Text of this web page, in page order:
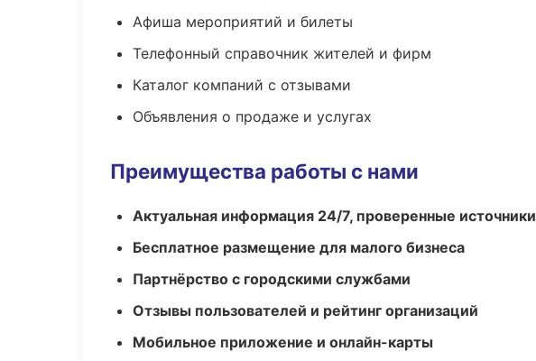
Афиша мероприятий и билеты
Телефонный справочник жителей и фирм
Каталог компаний с отзывами
Объявления о продаже и услугах
Преимущества работы с нами
Актуальная информация 24/7, проверенные источники
Бесплатное размещение для малого бизнеса
Партнёрство с городскими службами
Отзывы пользователей и рейтинг организаций
Мобильное приложение и онлайн-карты